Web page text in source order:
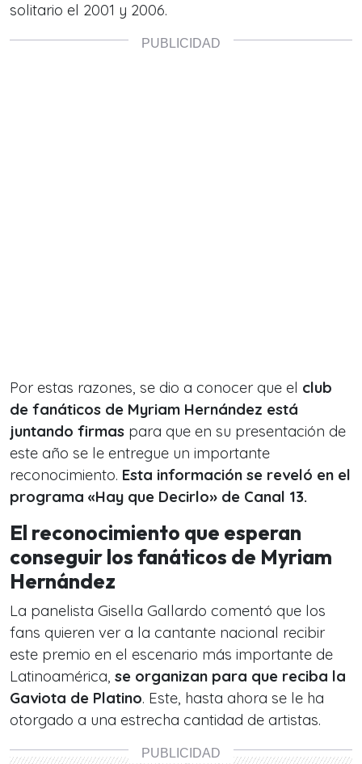
solitario el 2001 y 2006.
Por estas razones, se dio a conocer que el club
de fanáticos de Myriam Hernández está
juntando firmas para que en su presentación de
este año se le entregue un importante
reconocimiento. Esta información se reveló en el
programa «Hay que Decirlo» de Canal 13.
El reconocimiento que esperan
conseguir los fanáticos de Myriam
Hernández
La panelista Gisella Gallardo comentó que los
fans quieren ver a la cantante nacional recibir
este premio en el escenario más importante de
Latinoamérica, se organizan para que reciba la
Gaviota de Platino. Este, hasta ahora se le ha
otorgado a una estrecha cantidad de artistas.